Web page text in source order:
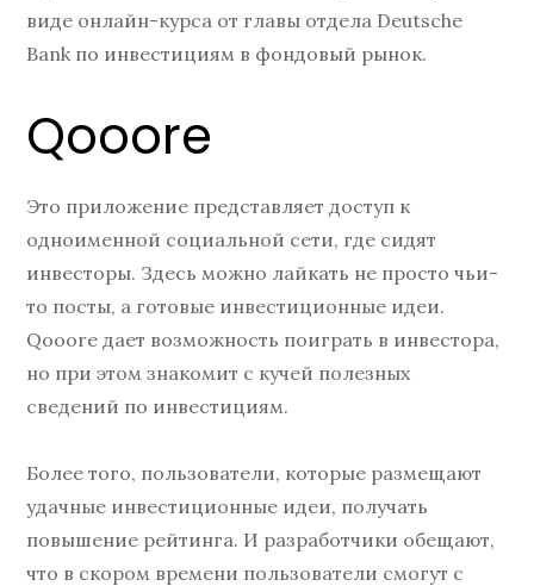
виде онлайн-курса от главы отдела Deutsche
Bank по инвестициям в фондовый рынок.
Qooore
Это приложение представляет доступ к
одноименной социальной сети, где сидят
инвесторы. Здесь можно лайкать не просто чьи-
то посты, а готовые инвестиционные идеи.
Qooore дает возможность поиграть в инвестора,
но при этом знакомит с кучей полезных
сведений по инвестициям.
Более того, пользователи, которые размещают
удачные инвестиционные идеи, получать
повышение рейтинга. И разработчики обещают,
что в скором времени пользователи смогут с